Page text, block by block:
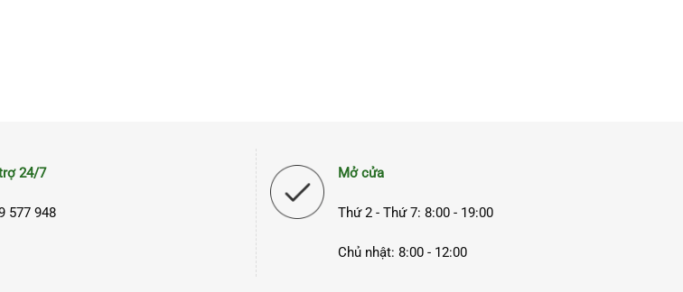
24/7
577 948
Mở cửa
Thứ 2 - Thứ 7: 8:00 - 19:00
Chủ nhật: 8:00 - 12:00